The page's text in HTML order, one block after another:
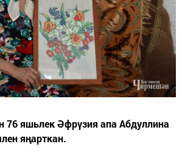
76 яшьлек Әфрүзия апа Абдуллина
яңарткан.